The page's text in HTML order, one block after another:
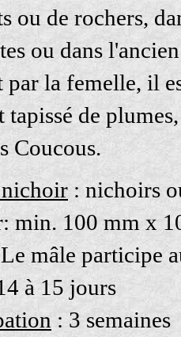
ou de rochers,
ou dans
par la femelle, il
tapissé de
Coucous.
: nichoirs
min. 100 mm x
mâle participe
à 15 jours
: 3 semaines